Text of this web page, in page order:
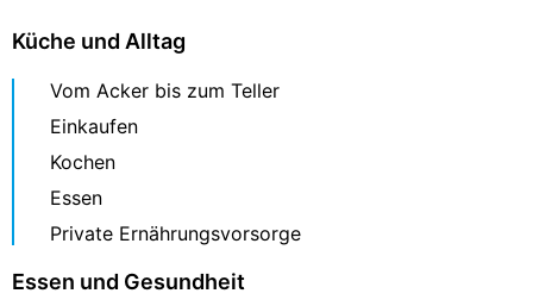
Küche und Alltag
Vom Acker bis zum Teller
Einkaufen
Kochen
Essen
Private Ernährungsvorsorge
Essen und Gesundheit